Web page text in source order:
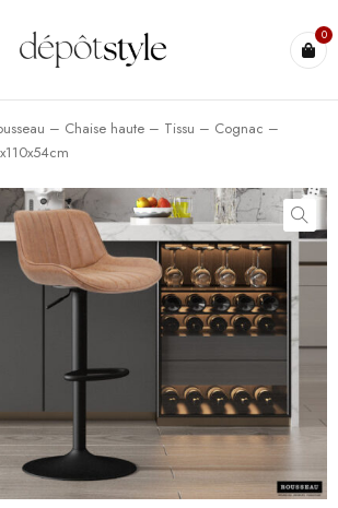
0
– Chaise haute – Tissu – Cognac –